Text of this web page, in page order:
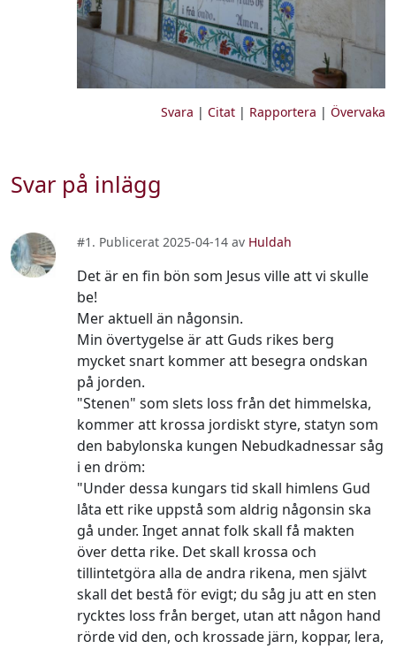
Svara | Citat| Rapportera | Övervaka
Svar på inlägg
#1. Publicerat 2025-04-14 av Huldah
Det är en fin bön som Jesus ville att vi skulle
be!
Mer aktuell än någonsin.
Min övertygelse är att Guds rikes berg
mycket snart kommer att besegra ondskan
på jorden.
"Stenen" som slets loss från det himmelska,
kommer att krossa jordiskt styre, statyn som
den babylonska kungen Nebudkadnessar såg
i en dröm:
"Under dessa kungars tid skall himlens Gud
låta ett rike uppstå som aldrig någonsin ska
gå under. Inget annat folk skall få makten
över detta rike. Det skall krossa och
tillintetgöra alla de andra rikena, men självt
skall det bestå för evigt; du såg ju att en sten
rycktes loss från berget, utan att någon hand
rörde vid den, och krossade järn, koppar, lera,